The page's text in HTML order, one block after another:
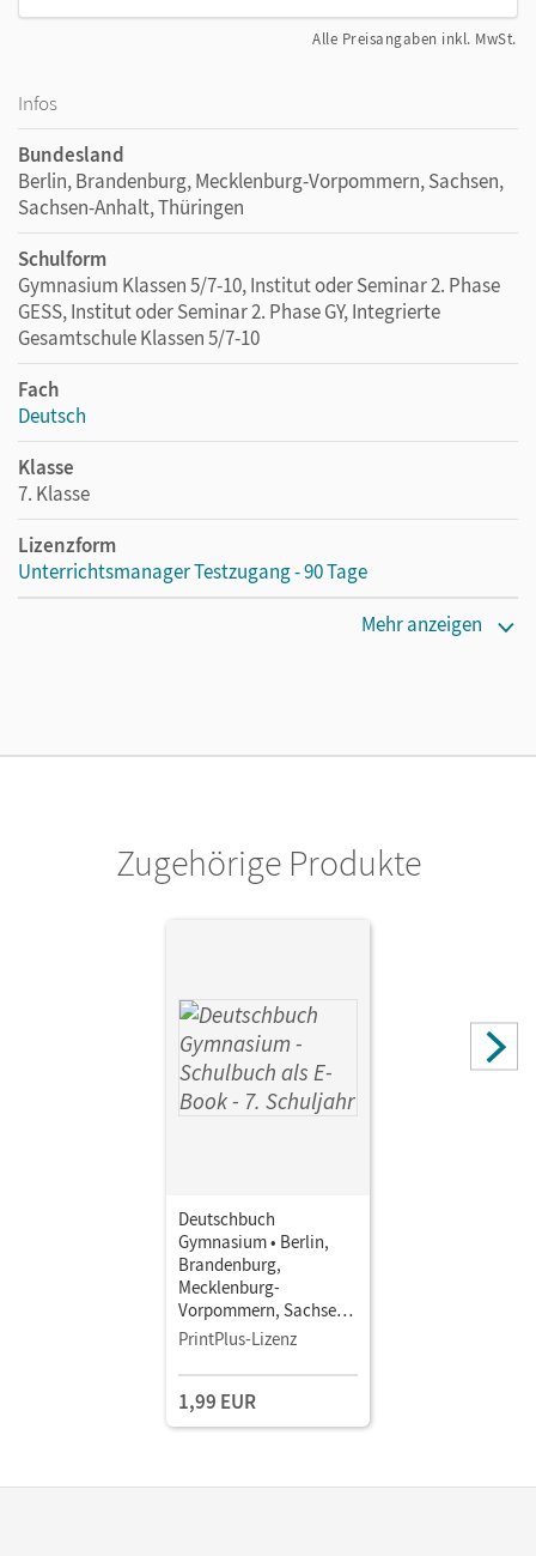
Alle Preisangaben inkl. MwSt.
Infos
Bundesland
Berlin, Brandenburg, Mecklenburg-Vorpommern, Sachsen,
Sachsen-Anhalt, Thüringen
Schulform
Gymnasium Klassen 5/7-10, Institut oder Seminar 2. Phase
GESS, Institut oder Seminar 2. Phase GY, Integrierte
Gesamtschule Klassen 5/7-10
Fach
Deutsch
Klasse
7. Klasse
Lizenzform
Unterrichtsmanager Testzugang - 90 Tage
Unterrichtsmanager 90 Tage lang zu testen.
Mehr anzeigen
Zugehörige Produkte
Deutschbuch
Gymnasium • Berlin,
Brandenburg,
Mecklenburg-
Vorpommern, Sachsen,
Sachsen-Anhalt und
2012 · 7. Schuljahr •
Schulbuch als E-Book
PrintPlus-Lizenz
1,99 EUR